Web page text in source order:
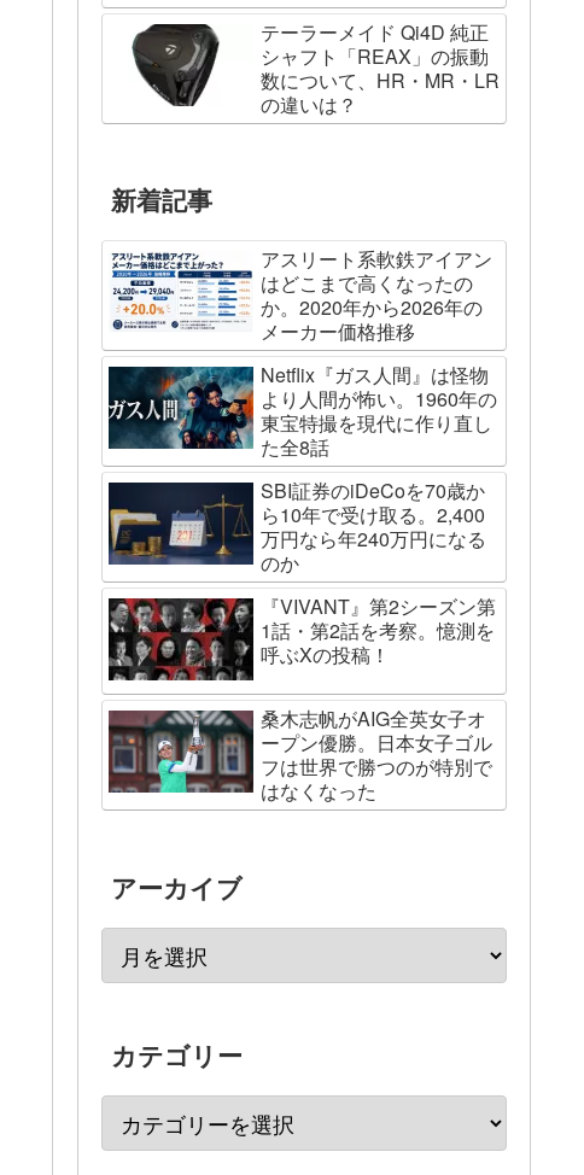
テーラーメイド Qi4D 純正
シャフト「REAX」の振動
数について、HR・MR・LR
の違いは？
新着記事
アスリート系軟鉄アイアン
はどこまで高くなったの
か。2020年から2026年の
メーカー価格推移
Netflix『ガス人間』は怪物
より人間が怖い。1960年の
東宝特撮を現代に作り直し
た全8話
SBI証券のiDeCoを70歳か
ら10年で受け取る。2,400
万円なら年240万円になる
のか
『VIVANT』第2シーズン第
1話・第2話を考察。憶測を
呼ぶXの投稿！
桑木志帆がAIG全英女子オ
ープン優勝。日本女子ゴル
フは世界で勝つのが特別で
はなくなった
アーカイブ
カテゴリー